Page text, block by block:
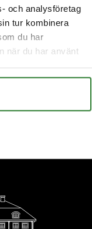
och analysföretag
tur kombinera
du har
när du har använt